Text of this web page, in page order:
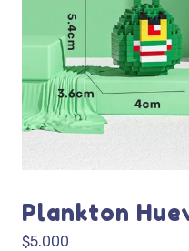
Plankton
$5.000